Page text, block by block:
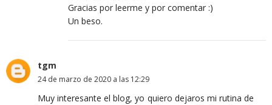
Gracias por leerme y por comentar :)
Un beso.
tgm
24 de marzo de 2020 a las 12:29
Muy interesante el blog, yo quiero dejaros mi rutina de